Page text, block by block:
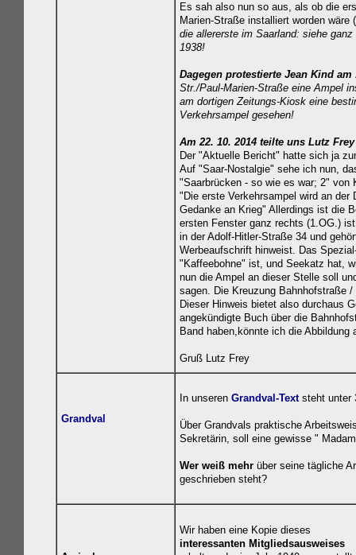
Es sah also nun so aus, als ob die
Marien-Straße installiert worden wäre
die allererste im Saarland: siehe
1938!
Dagegen protestierte Jean Kind am
Str./Paul-Marien-Straße eine Ampel
am dortigen Zeitungs-Kiosk eine
Verkehrsampel gesehen!
Am 22. 10. 2014 teilte uns Lutz
Der "Aktuelle Bericht" hatte sich ja
Auf "Saar-Nostalgie" sehe ich nun,
"Saarbrücken - so wie es war; 2" von
"Die erste Verkehrsampel wird an
Gedanke an Krieg" Allerdings ist die
ersten Fenster ganz rechts (1.OG.)
in der Adolf-Hitler-Straße 34 und
Werbeaufschrift hinweist. Das
"Kaffeebohne" ist, und Seekatz hat,
nun die Ampel an dieser Stelle soll
sagen. Die Kreuzung Bahnhofstraße
Dieser Hinweis bietet also durchaus
angekündigte Buch über die
Band haben,könnte ich die
Gruß Lutz Frey
Grandval
In unseren Grandval-Textsteht unter
Über Grandvals praktische
Sekretärin, soll eine gewisse "
Wer weiß mehr über seine tägliche
geschrieben steht?
Wir haben eine Kopie dieses
interessanten Mitgliedsausweises